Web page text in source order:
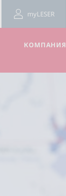
myLESER
КОМПАНИЯ